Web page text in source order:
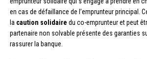
en cas de défaillance de l’emprunteur principal.
la caution solidaire du co-emprunteur et peut
partenaire non solvable présente des garanties
rassurer la banque.